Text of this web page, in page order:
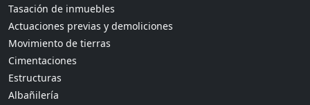
Tasación de inmuebles
Actuaciones previas y demoliciones
Movimiento de tierras
Cimentaciones
Estructuras
Albañilería